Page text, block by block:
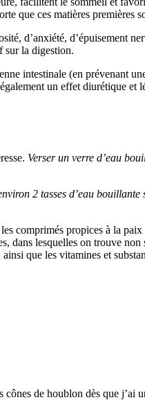
que ces matières premières
d’anxiété, d’épuisement
sur la digestion.
intestinale (en prévenant
un effet diurétique
Verser un verre d’eau
2 tasses d’eau
comprimés propices à la
lesquelles on trouve
que les vitamines et
de houblon dès que